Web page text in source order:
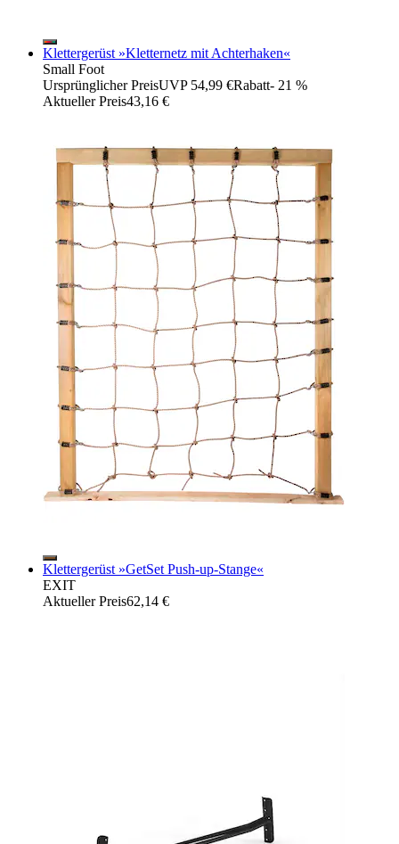
Klettergerüst »Kletternetz mit Achterhaken«
Small Foot
Ursprünglicher PreisUVP 54,99 €Rabatt- 21 %
Aktueller Preis43,16 €
Klettergerüst »GetSet Push-up-Stange«
EXIT
Aktueller Preis62,14 €